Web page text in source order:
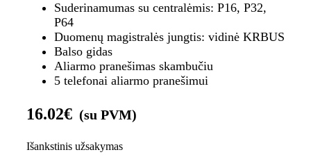
Suderinamumas su centralėmis: P16, P32,
P64
Duomenų magistralės jungtis: vidinė KRBUS
Balso gidas
Aliarmo pranešimas skambučiu
5 telefonai aliarmo pranešimui
16.02€ (su PVM)
Išankstinis užsakymas